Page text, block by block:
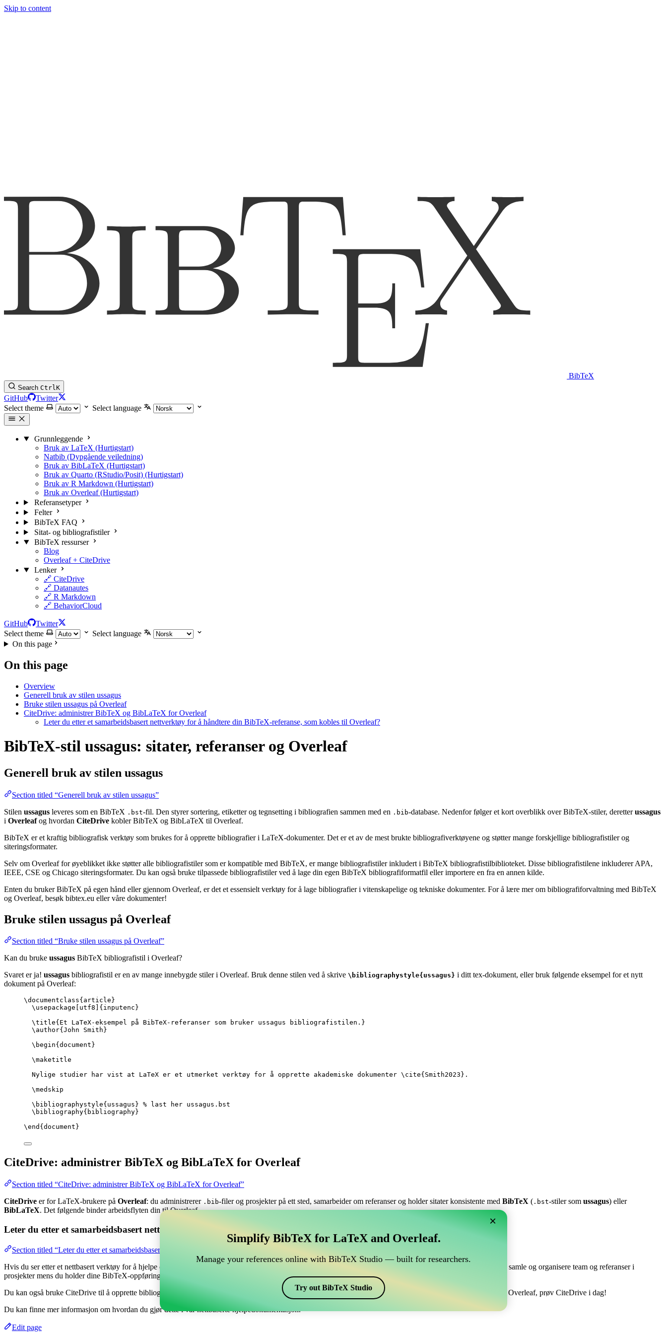
Skip to content
BibTeX
Search CtrlK
GitHub
Twitter
Select theme
Select language
Grunnleggende
Bruk av LaTeX (Hurtigstart)
Natbib (Dypgående veiledning)
Bruk av BibLaTeX (Hurtigstart)
Bruk av Quarto (RStudio/Posit) (Hurtigstart)
Bruk av R Markdown (Hurtigstart)
Bruk av Overleaf (Hurtigstart)
Referansetyper
Felter
BibTeX FAQ
Sitat- og bibliografistiler
BibTeX ressurser
Blog
Overleaf + CiteDrive
Lenker
🔗 CiteDrive
🔗 Datanautes
🔗 R Markdown
🔗 BehaviorCloud
GitHub
Twitter
Select theme
Select language
On this page
On this page
Overview
Generell bruk av stilen ussagus
Bruke stilen ussagus på Overleaf
CiteDrive: administrer BibTeX og BibLaTeX for Overleaf
Leter du etter et samarbeidsbasert nettverktøy for å håndtere din BibTeX-referanse, som kobles til Overleaf?
BibTeX-stil ussagus: sitater, referanser og Overleaf
Generell bruk av stilen ussagus
Section titled “Generell bruk av stilen ussagus”
Stilen ussagus leveres som en BibTeX .bst-fil. Den styrer sortering, etiketter og tegnsetting i bibliografien sammen med en .bib-database. Nedenfor følger et kort overblikk over BibTeX-stiler, deretterussagus
i Overleafog hvordan CiteDrive kobler BibTeX og BibLaTeX til Overleaf.
BibTeX er et kraftig bibliografisk verktøy som brukes for å opprette bibliografier i LaTeX-dokumenter. Det er et av de mest brukte bibliografiverktøyene og støtter mange forskjellige bibliografistiler og
siteringsformater.
Selv om Overleaf for øyeblikket ikke støtter alle bibliografistiler som er kompatible med BibTeX, er mange bibliografistiler inkludert i BibTeX bibliografistilbiblioteket. Disse bibliografistilene inkluderer APA,
IEEE, CSE og Chicago siteringsformater. Du kan også bruke tilpassede bibliografistiler ved å lage din egen BibTeX bibliografiformatfil eller importere en fra en annen kilde.
Enten du bruker BibTeX på egen hånd eller gjennom Overleaf, er det et essensielt verktøy for å lage bibliografier i vitenskapelige og tekniske dokumenter. For å lære mer om bibliografiforvaltning med BibTeX
og Overleaf, besøk bibtex.eu eller våre dokumenter!
Bruke stilen ussagus på Overleaf
Section titled “Bruke stilen ussagus på Overleaf”
Kan du bruke ussagus BibTeX bibliografistil i Overleaf?
Svaret er ja! ussagus bibliografistil er en av mange innebygde stiler i Overleaf. Bruk denne stilen ved å skrive \bibliographystyle{ussagus} i ditt tex-dokument, eller bruk følgende eksempel for et nytt
dokument på Overleaf:
\documentclass{ article }
\usepackage
utf8 ]{ inputenc }
\title{Et LaTeX-eksempel på BibTeX-referanser som bruker ussagus bibliografistilen.}
\author{John Smith}
\begin{ document }
\maketitle
Nylige studier har vist at LaTeX er et utmerket verktøy for å opprette akademiske dokumenter \cite{ Smith2023 }.
\medskip
\bibliographystyle{ussagus} % last her ussagus.bst
\bibliography{bibliography}
\end { document }
CiteDrive: administrer BibTeX og BibLaTeX for Overleaf
Section titled “CiteDrive: administrer BibTeX og BibLaTeX for Overleaf”
CiteDrive er for LaTeX-brukere på Overleaf: du administrerer .bib-filer og prosjekter på ett sted, samarbeider om referanser og holder sitater konsistente med BibTeX ( .bst-stiler som ussagus) eller
BibLaTeX. Det følgende binder arbeidsflyten din til Overleaf.
Leter du etter et samarbeidsbasert nettverktøy for å håndtere din BibTeX-referanse, som kobles til Overleaf?
Section titled “Leter du etter et samarbeidsbasert nettverktøy for å håndtere din BibTeX-referanse, som kobles til Overleaf?”
Hvis du ser etter et nettbasert verktøy for å hjelpe deg med å håndtere dine referanser, siteringer og bibliografi i Overleaf, kan CiteDrive være perfekt! Det lar deg samle og organisere team og referanser i
prosjekter mens du holder dine BibTeX-oppføringer oppdatert i ditt Overleaf-prosjekt.
Du kan også bruke CiteDrive til å opprette bibliografier og siteringer i ulike stiler, inkludert ussagus. Så hvis du ser etter en enkel måte å håndtere din bibliografi i Overleaf, prøv CiteDrive i dag!
Du kan finne mer informasjon om hvordan du gjør dette i vår nettbaserte hjelpedokumentasjon.
Edit page
×
Simplify BibTeX for LaTeX and Overleaf.
Manage your references online with BibTeX Studio — built for researchers.
Try out BibTeX Studio